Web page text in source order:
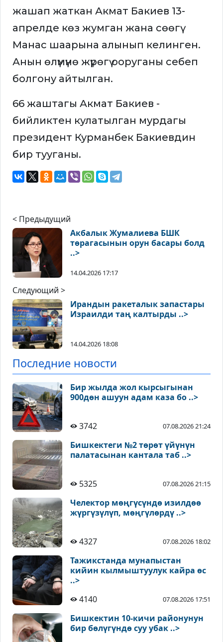
жашап жаткан Акмат Бакиев 13-
апрелде көз жумган жана сөөгү
Манас шаарына алынып келинген.
Анын өлүмүнө жүрөгү ооруганы себеп
болгону айтылган.
66 жаштагы Акмат Бакиев -
бийликтен кулатылган мурдагы
президент Курманбек Бакиевдин
бир тууганы.
< Предыдущий
Акбалык Жумалиева БШК
төрагасынын орун басары болд
..>
14.04.2026 17:17
Следующий >
Ирандын ракеталык запастары
Израилди таң калтырды ..>
14.04.2026 18:08
Последние новости
Бир жылда жол кырсыгынан
900дөн ашуун адам каза бо ..>
3742 07.08.2026 21:24
Бишкектеги №2 төрөт үйүнүн
палатасынан кантала таб ..>
5325 07.08.2026 21:15
Челектор мөңгүсүндө изилдөө
жүргүзүлүп, мөңгүлөрдү ..>
4327 07.08.2026 18:02
Тажикстанда мунапыстан
кийин кылмыштуулук кайра өс
..>
4140
07.08.2026 17:51
Бишкектин 10-кичи районунун
бир бөлүгүндө суу убак ..>